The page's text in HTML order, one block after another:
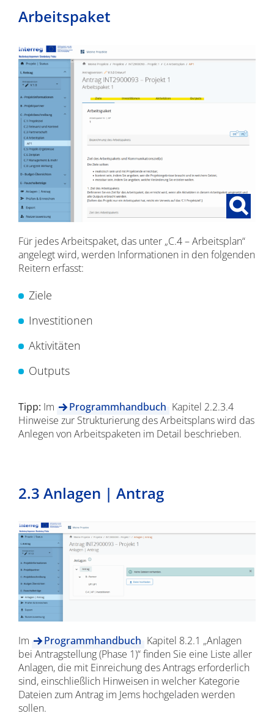
Arbeitspaket
Für jedes Arbeitspaket, das unter „C.4 – Arbeitsplan“
angelegt wird, werden Informationen in den folgenden
Reitern erfasst:
Ziele
Investitionen
Aktivitäten
Outputs
Tipp: Im Programmhandbuch Kapitel 2.2.3.4
Hinweise zur Strukturierung des Arbeitsplans wird das
Anlegen von Arbeitspaketen im Detail beschrieben.
2.3 Anlagen | Antrag
Im Programmhandbuch Kapitel 8.2.1 „Anlagen
bei Antragstellung (Phase 1)“ finden Sie eine Liste aller
Anlagen, die mit Einreichung des Antrags erforderlich
sind, einschließlich Hinweisen in welcher Kategorie
Dateien zum Antrag im Jems hochgeladen werden
sollen.